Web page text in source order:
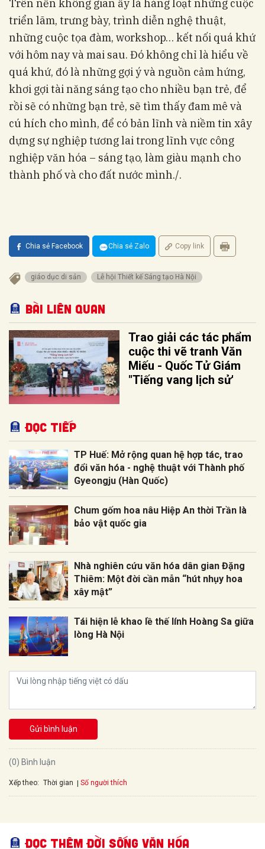
Trên nền không gian ấy là hàng loạt những cuộc
triển lãm, trưng bày, trình diễn nghệ thuật,
những cuộc tọa đàm, workshop… kết nối quá khứ
với hôm nay và mai sau. Đó không chỉ là hiểu về
quá khứ, đó là những gợi ý và nguồn cảm hứng,
khơi gợi tài năng sáng tạo cho nhiều bạn trẻ, để
rồi sẽ có những bạn trẻ, sẽ tìm thấy đam mê và
cú hích cho mình, để có bản lĩnh và niềm tin xây
dựng sự nghiệp tương lai trong lĩnh vực công
nghiệp văn hóa – sáng tạo, làm giàu mạnh cho
thành phố và cho đất nước mình./.
Chia sẻ Facebook Chia sẻ Zalo Copy link
giáo dục di sản Lễ hội Thiết kế Sáng tạo Hà Nội
Bài liên quan
Trao giải các tác phẩm
cuộc thi vẽ tranh Văn
Miếu - Quốc Tử Giám
"Tiếng vang lịch sử'
Đọc tiếp
TP Huế: Mở rộng quan hệ hợp tác, trao
đổi văn hóa - nghệ thuật với Thành phố
Gyeongju (Hàn Quốc)
Chum gốm hoa nâu Hiệp An thời Trần là
bảo vật quốc gia
Nhà nghiên cứu văn hóa dân gian Đặng
Thiêm: Một đời cần mẫn “hút nhụy hoa
xây mật”
Tái hiện lễ khao lề thế lính Hoàng Sa giữa
lòng Hà Nội
Gửi bình luận
(0) Bình luận
Xếp theo: Thời gian Số người thích
Đọc thêm Đời sống văn hóa